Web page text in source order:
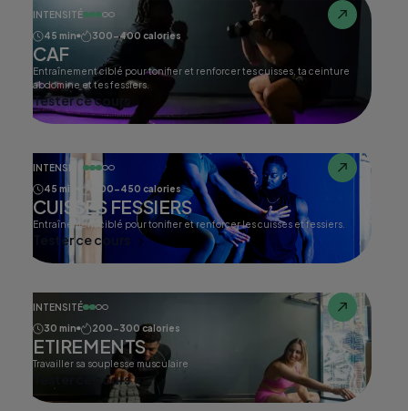
INTENSITÉ
45 min
300-400 calories
CAF
Entraînement ciblé pour tonifier et renforcer tes cuisses, ta ceinture
abdomine et tes fessiers.
Tester ce cours
INTENSITÉ
45 min
400-450 calories
CUISSES FESSIERS
Entraînement ciblé pour tonifier et renforcer les cuisses et fessiers.
Tester ce cours
INTENSITÉ
30 min
200-300 calories
ETIREMENTS
Travailler sa souplesse musculaire
Tester ce cours